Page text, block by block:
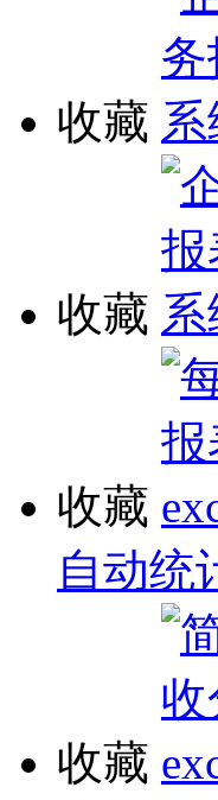
收藏
收藏
收藏
自动统
收藏